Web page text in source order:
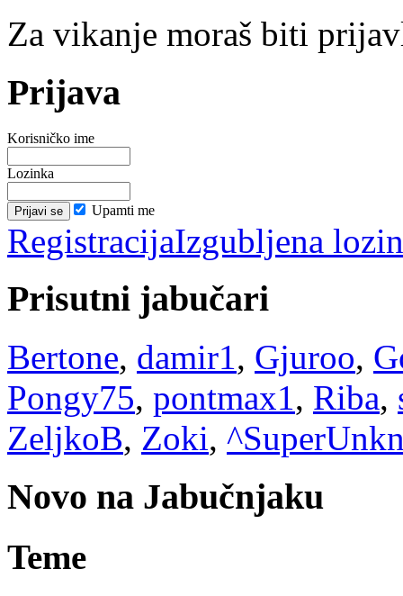
Za vikanje moraš biti
Prijava
Korisničko ime
Lozinka
Upamti me
RegistracijaIzgubljena
Prisutni jabučari
Bertone, damir1, Gjuroo,
Pongy75, pontmax1, Riba,
ZeljkoB, Zoki,
Novo na Jabučnjaku
Teme